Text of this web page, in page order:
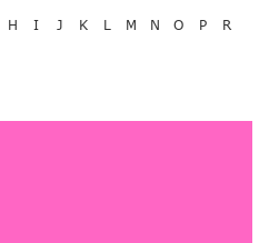
H I J K L M N O P
R